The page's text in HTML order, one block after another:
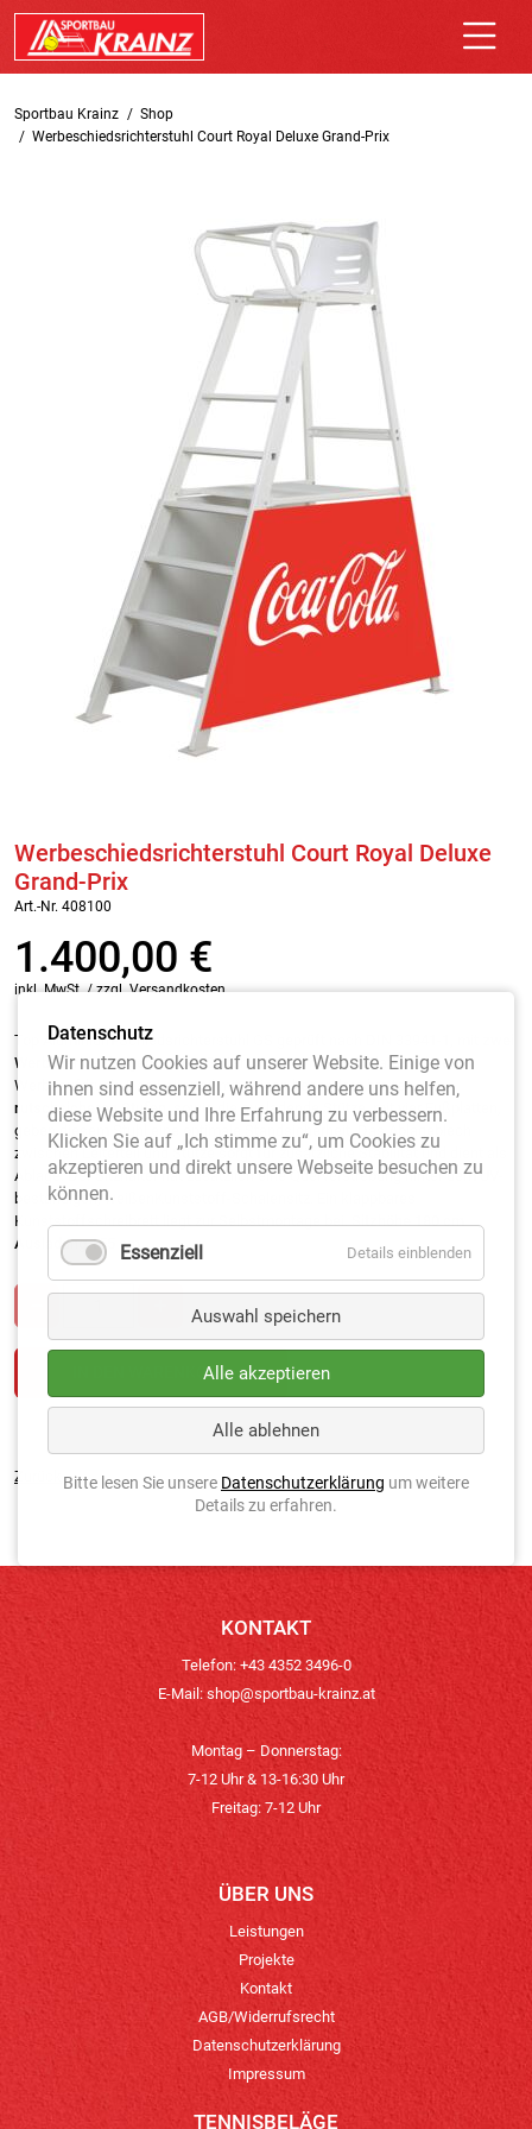
Sportbau Krainz
Shop
Werbeschiedsrichterstuhl Court Royal Deluxe Grand-Prix
Werbeschiedsrichterstuhl Court Royal Deluxe
Grand-Prix
Art.-Nr. 408100
1.400,00 €
inkl. MwSt. / zzgl. Versandkosten
Top Aluminium-Schiedsrichterstuhl GS geprüft nach DIN 33941-1, mit
Werbeverkleidungenan den Seiten, aus 10 mm PVC Platten ohne
Werbeaufdruck. Das Leiterteil mit seinen besonders breiten
rutschsicheren Stufen , sowie die ausladende Stütze, mit vier Fußplatten,
geben diesem Stuhl eine optimale Standsicherheit. Das Ablageblech
zwischen Leiterteil und Stütze sorgt für zusätzliche Stabilität und dient als
Ablage. Der Sitzhalter hat zusätzlich eine Querverstrebung hinter dem UV-
beständigen, weißenKunststoff-Schalensitz. Ein klappbares
Kunststoffschreibrett liegt zur Selbstmontage bei. Sitzhöhe 180 cm
Ausladung 155 cm
Zurück
KONTAKT
Telefon: +43 4352 3496-0
E-Mail:shop@sportbau-krainz.at
Montag – Donnerstag:
7-12 Uhr & 13-16:30 Uhr
Freitag: 7-12 Uhr
ÜBER UNS
Leistungen
Projekte
Kontakt
AGB/Widerrufsrecht
Datenschutzerklärung
Impressum
TENNISBELÄGE
Datenschutz
Wir nutzen Cookies auf unserer Website. Einige von
ihnen sind essenziell, während andere uns helfen,
diese Website und Ihre Erfahrung zu verbessern.
Klicken Sie auf „Ich stimme zu“, um Cookies zu
akzeptieren und direkt unsere Webseite besuchen zu
können.
Essenziell Details einblenden
Auswahl speichern
Alle akzeptieren
Alle ablehnen
Bitte lesen Sie unsere Datenschutzerklärung um weitere
Details zu erfahren.